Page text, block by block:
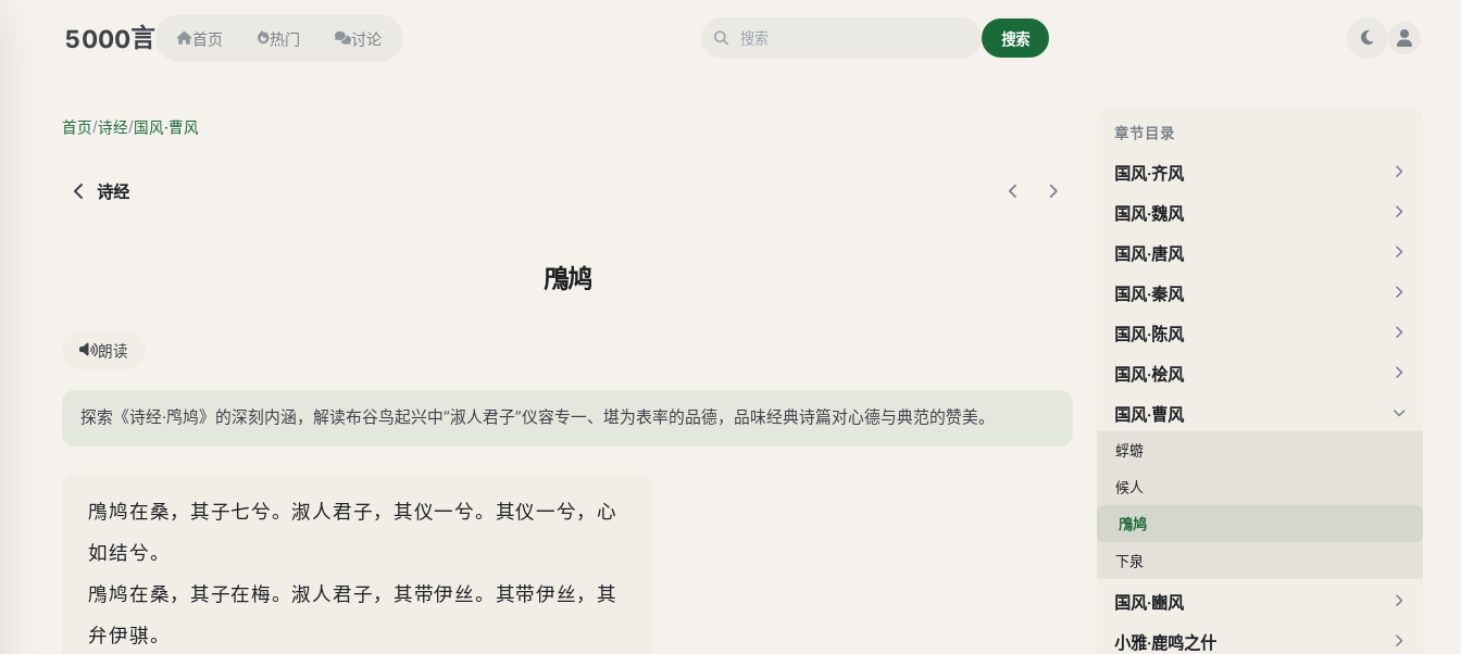
5000言 首页 热门 讨论 搜索
首页/诗经/国风·曹风
诗经
鳲鸠
朗读
探索《诗经·鸤鸠》的深刻内涵，解读布谷鸟起兴中“淑人君子”仪容专一、堪为表率的品德，品味经典诗篇对心德与典范的赞美。
鳲鸠在桑，其子七兮。淑人君子，其仪一兮。其仪一兮，心
如结兮。
鳲鸠在桑，其子在梅。淑人君子，其带伊丝。其带伊丝，其
弁伊骐。
章节目录
国风·郑风
国风·齐风
国风·魏风
国风·唐风
国风·秦风
国风·陈风
国风·桧风
国风·曹风
蜉蝣
候人
鳲鸠
下泉
国风·豳风
小雅·鹿鸣之什